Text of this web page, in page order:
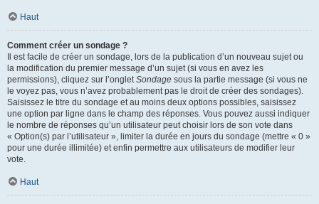
Haut
Comment créer un sondage ?
Il est facile de créer un sondage, lors de la publication d’un nouveau sujet ou
la modification du premier message d’un sujet (si vous en avez les
permissions), cliquez sur l’ongletSondage sous la partie message (si vous ne
le voyez pas, vous n’avez probablement pas le droit de créer des sondages).
Saisissez le titre du sondage et au moins deux options possibles, saisissez
une option par ligne dans le champ des réponses. Vous pouvez aussi indiquer
le nombre de réponses qu’un utilisateur peut choisir lors de son vote dans
« Option(s) par l’utilisateur », limiter la durée en jours du sondage (mettre « 0 »
pour une durée illimitée) et enfin permettre aux utilisateurs de modifier leur
vote.
Haut